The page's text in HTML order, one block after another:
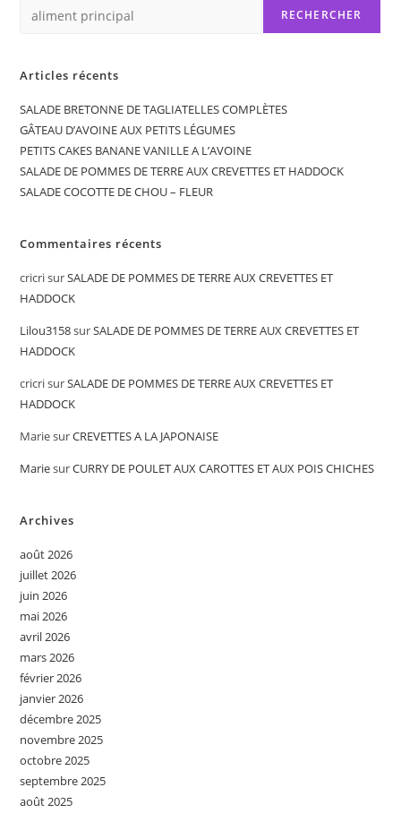
RECHERCHER
Articles récents
SALADE BRETONNE DE TAGLIATELLES COMPLÈTES
GÂTEAU D’AVOINE AUX PETITS LÉGUMES
PETITS CAKES BANANE VANILLE A L’AVOINE
SALADE DE POMMES DE TERRE AUX CREVETTES ET HADDOCK
SALADE COCOTTE DE CHOU – FLEUR
Commentaires récents
cricrisurSALADE DE POMMES DE TERRE AUX CREVETTES ET
HADDOCK
Lilou3158surSALADE DE POMMES DE TERRE AUX CREVETTES ET
HADDOCK
cricrisurSALADE DE POMMES DE TERRE AUX CREVETTES ET
HADDOCK
MariesurCREVETTES A LA JAPONAISE
MariesurCURRY DE POULET AUX CAROTTES ET AUX POIS CHICHES
Archives
août 2026
juillet 2026
juin 2026
mai 2026
avril 2026
mars 2026
février 2026
janvier 2026
décembre 2025
novembre 2025
octobre 2025
septembre 2025
août 2025